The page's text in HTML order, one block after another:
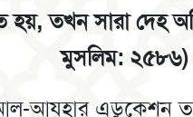
তখন সারা দেহ
মুসলিম: ২৫৮৬)
আযহার এডুকেশন